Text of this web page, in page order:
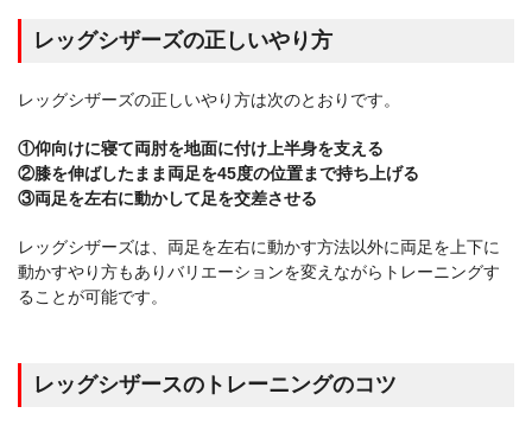
レッグシザーズの正しいやり方
レッグシザーズの正しいやり方は次のとおりです。
①仰向けに寝て両肘を地面に付け上半身を支える
②膝を伸ばしたまま両足を45度の位置まで持ち上げる
③両足を左右に動かして足を交差させる
レッグシザーズは、両足を左右に動かす方法以外に両足を上下に
動かすやり方もありバリエーションを変えながらトレーニングす
ることが可能です。
レッグシザースのトレーニングのコツ